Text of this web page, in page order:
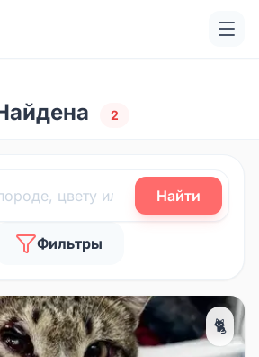
2
Найти
Фильтры
🐈